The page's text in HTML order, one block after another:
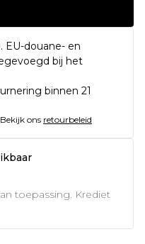
EU-douane- en
bij het
binnen 21
Bekijk ons retourbeleid
toepassing. Krediet